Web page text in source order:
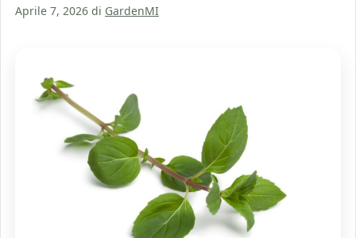
Aprile 7, 2026 di GardenMI